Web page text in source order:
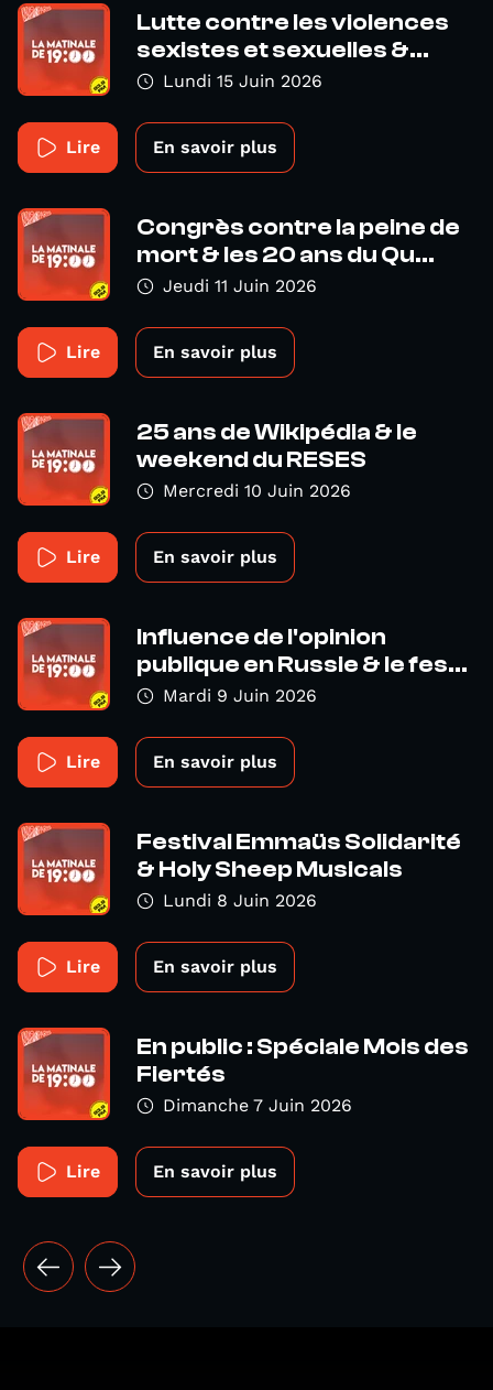
Lutte contre les violences
sexistes et sexuelles &...
Lundi 15 Juin 2026
Lire En savoir plus
Congrès contre la peine de
mort & les 20 ans du Qu...
Jeudi 11 Juin 2026
Lire En savoir plus
25 ans de Wikipédia & le
weekend du RESES
Mercredi 10 Juin 2026
Lire En savoir plus
Influence de l'opinion
publique en Russie & le fes...
Mardi 9 Juin 2026
Lire En savoir plus
Festival Emmaüs Solidarité
& Holy Sheep Musicals
Lundi 8 Juin 2026
Lire En savoir plus
En public : Spéciale Mois des
Fiertés
Dimanche 7 Juin 2026
Lire En savoir plus